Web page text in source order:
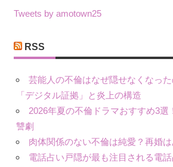
ゴ
ー
Tweets by amotown25
RSS
芸能人の不倫はなぜ隠せなくなっ
「デジタル証拠」と炎上の構造
2026年夏の不倫ドラマおすすめ3選
讐劇
肉体関係のない不倫は純愛？再婚は
電話占い戸隠が最も注目される電